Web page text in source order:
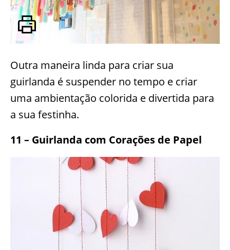
Outra maneira linda para criar sua
guirlanda é suspender no tempo e criar
uma ambientação colorida e divertida para
a sua festinha.
11 – Guirlanda com Corações de Papel